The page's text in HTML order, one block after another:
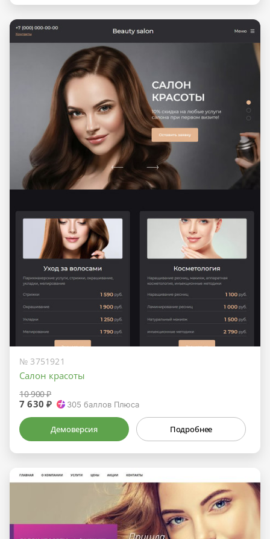
№ 3751921
Салон красоты
10 900 ₽
7 630 ₽ 305 баллов Плюса
Демоверсия Подробнее